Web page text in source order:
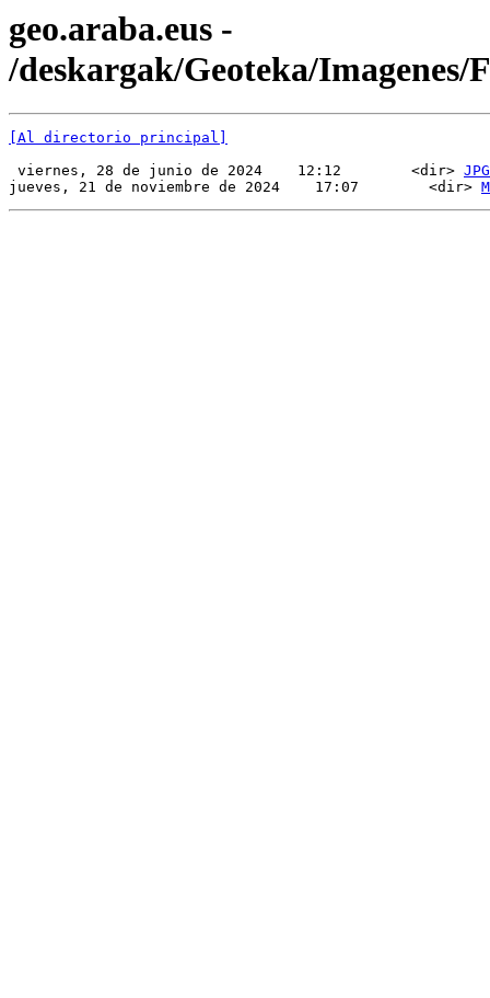
geo.araba.eus -
/deskargak/Geoteka/Imagenes/
[Al directorio principal]
viernes, 28 de junio de 2024    12:12        <dir> JPG
jueves, 21 de noviembre de 2024    17:07        <dir>